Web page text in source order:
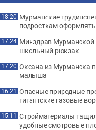
18:20 Мурманские
подросткам
17:24 Минздрав Мурманской
школьный рюкзак
17:20 Оксана из Мурманска
малыша
16:21 Опасные природные
гигантские газовые
15:11 Стройматериалы
удобные смотровые